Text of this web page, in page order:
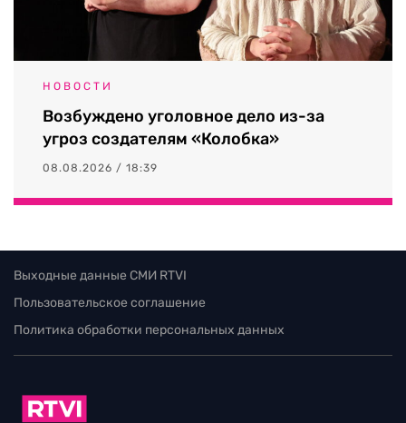
НОВОСТИ
Возбуждено уголовное дело из-за
угроз создателям «Колобка»
08.08.2026 / 18:39
Выходные данные СМИ RTVI
Пользовательское соглашение
Политика обработки персональных данных